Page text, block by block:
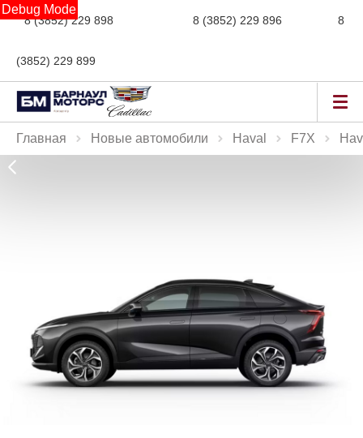
Debug Mode
8 (3852) 229 898 8 (3852) 229 896 8
(3852) 229 899
Главная Новые автомобили Haval F7X